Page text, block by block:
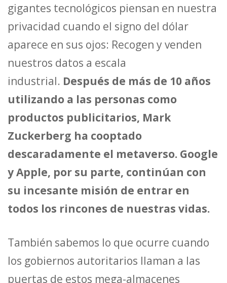
gigantes tecnológicos piensan en nuestra
privacidad cuando el signo del dólar
aparece en sus ojos: Recogen y venden
nuestros datos a escala
industrial. Después de más de 10 años
utilizando a las personas como
productos publicitarios, Mark
Zuckerberg ha cooptado
descaradamente el metaverso. Google
y Apple, por su parte, continúan con
su incesante misión de entrar en
todos los rincones de nuestras vidas.
También sabemos lo que ocurre cuando
los gobiernos autoritarios llaman a las
puertas de estos mega-almacenes